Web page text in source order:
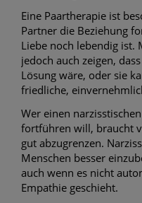
Eine Paartherapie ist
Partner die Beziehung
Liebe noch lebendig ist.
jedoch auch zeigen,
Lösung wäre, oder sie
friedliche,
Wer einen
fortführen will, braucht
gut abzugrenzen.
Menschen besser
auch wenn es nicht
Empathie geschieht.